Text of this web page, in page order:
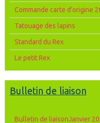
Commande carte d’origine
Tatouage des lapins
Standard du Rex
Le petit Rex
Bulletin de liaison
Bulletin de liaisonJanvier